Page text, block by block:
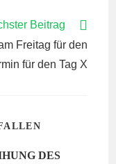
Beitrag
Freitag für den
für den Tag X
DES